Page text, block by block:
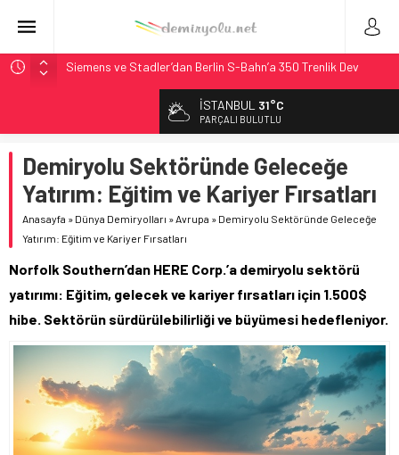
Siemens ve Stadler’dan Berlin S-Bahn’a 350 Trenlik Dev
Japonya Maglev Onayı: Bütçe 11 Trilyon Yen, Hedef 2036
Toronto Metrosu’nda Kapasite %40 Artıyor: Hitachi Rail
İmzaladı
Metrolinx’in 604 Milyon CAD’lik Toronto Uzatmasında Kazı
Başladı
Alstom ve Siemens’ten São Paulo’da Çifte Sinyal Hamlesi
İSTANBUL 31°C
PARÇALI BULUTLU
Demiryolu Sektöründe Geleceğe
Yatırım: Eğitim ve Kariyer Fırsatları
Anasayfa » Dünya Demiryolları »Avrupa » Demiryolu Sektöründe Geleceğe
Yatırım: Eğitim ve Kariyer Fırsatları
Norfolk Southern’dan HERE Corp.’a demiryolu sektörü
yatırımı: Eğitim, gelecek ve kariyer fırsatları için 1.500$
hibe. Sektörün sürdürülebilirliği ve büyümesi hedefleniyor.